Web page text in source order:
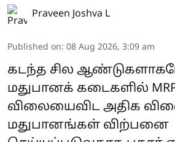
Praveen Joshva L
Published on: 08 Aug 2026, 3:09 am
கடந்த சில
மதுபானக் கடைகளில்
விலையைவிட அதிக
மதுபானங்கள் விற்பனை